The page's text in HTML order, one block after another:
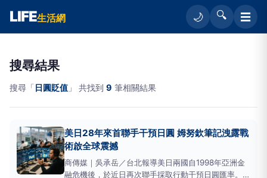
LIFE生活網 🌙 🔍 ☰
搜尋結果
搜尋「日圓貶值 」 共找到 9 筆相關結果
美日28年來首聯手干預日圓 姆努欽筆記洩露戰
術啟全球震撼
商傳媒｜吳承岳／台北報導美日兩國自1998年亞洲金
融危機後，於近日再次聯手採取行動干預日圓匯率。這